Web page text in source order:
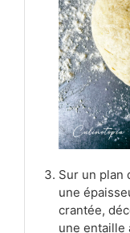
Sur un plan
une
crantée,
une entaille